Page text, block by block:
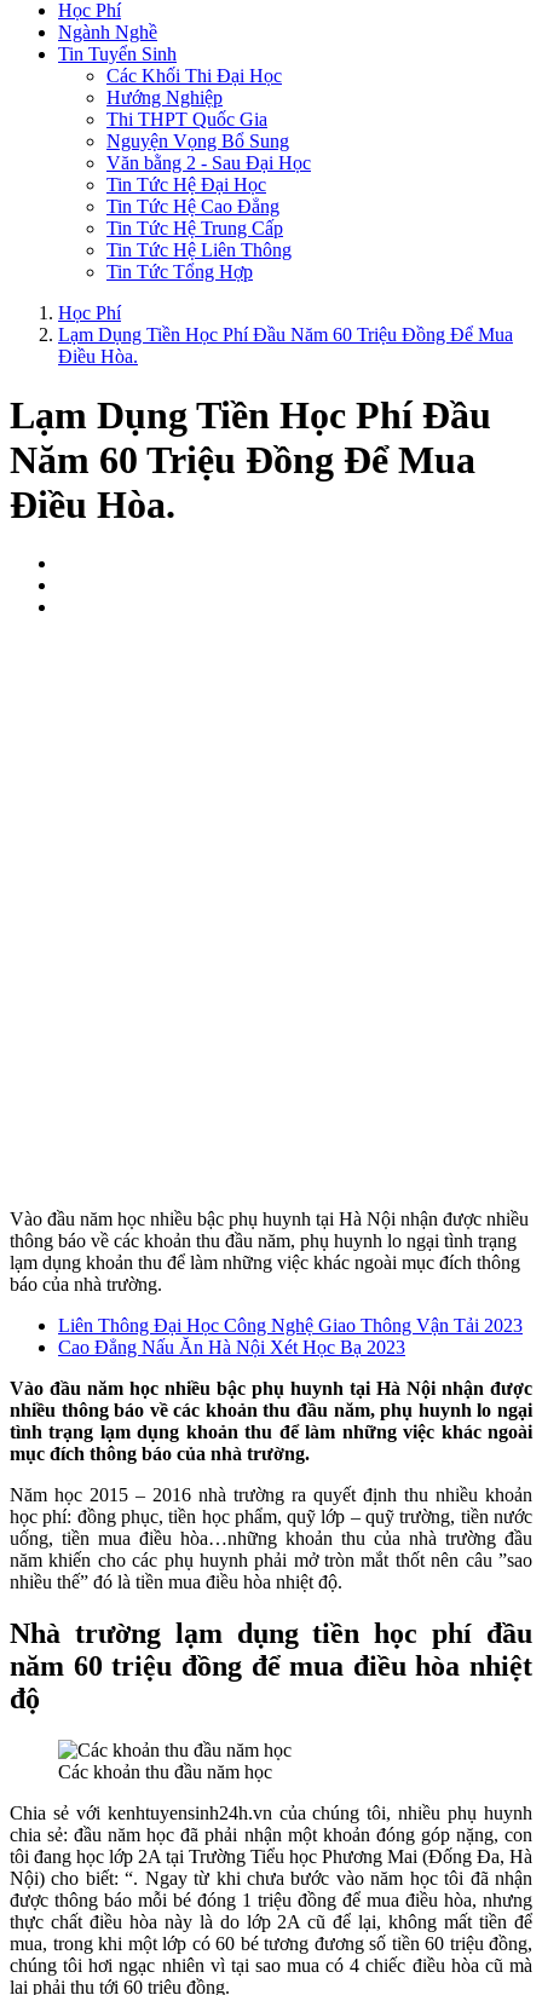
Học Phí
Ngành Nghề
Tin Tuyển Sinh
Các Khối Thi Đại Học
Hướng Nghiệp
Thi THPT Quốc Gia
Nguyện Vọng Bổ Sung
Văn bằng 2 - Sau Đại Học
Tin Tức Hệ Đại Học
Tin Tức Hệ Cao Đẳng
Tin Tức Hệ Trung Cấp
Tin Tức Hệ Liên Thông
Tin Tức Tổng Hợp
Học Phí
Lạm Dụng Tiền Học Phí Đầu Năm 60 Triệu Đồng Để Mua
Điều Hòa.
Lạm Dụng Tiền Học Phí Đầu
Năm 60 Triệu Đồng Để Mua
Điều Hòa.
Vào đầu năm học nhiều bậc phụ huynh tại Hà Nội nhận được nhiều
thông báo về các khoản thu đầu năm, phụ huynh lo ngại tình trạng
lạm dụng khoản thu để làm những việc khác ngoài mục đích thông
báo của nhà trường.
Liên Thông Đại Học Công Nghệ Giao Thông Vận Tải 2023
Cao Đẳng Nấu Ăn Hà Nội Xét Học Bạ 2023
Vào đầu năm học nhiều bậc phụ huynh tại Hà Nội nhận được
nhiều thông báo về các khoản thu đầu năm, phụ huynh lo ngại
tình trạng lạm dụng khoản thu để làm những việc khác ngoài
mục đích thông báo của nhà trường.
Năm học 2015 – 2016 nhà trường ra quyết định thu nhiều khoản
học phí: đồng phục, tiền học phẩm, quỹ lớp – quỹ trường, tiền nước
uống, tiền mua điều hòa…những khoản thu của nhà trường đầu
năm khiến cho các phụ huynh phải mở tròn mắt thốt nên câu ”sao
nhiều thế” đó là tiền mua điều hòa nhiệt độ.
Nhà trường lạm dụng tiền học phí đầu
năm 60 triệu đồng để mua điều hòa nhiệt
độ
Các khoản thu đầu năm học
Chia sẻ với kenhtuyensinh24h.vn của chúng tôi, nhiều phụ huynh
chia sẻ: đầu năm học đã phải nhận một khoản đóng góp nặng, con
tôi đang học lớp 2A tại Trường Tiểu học Phương Mai (Đống Đa, Hà
Nội) cho biết: “. Ngay từ khi chưa bước vào năm học tôi đã nhận
được thông báo mỗi bé đóng 1 triệu đồng để mua điều hòa, nhưng
thực chất điều hòa này là do lớp 2A cũ để lại, không mất tiền để
mua, trong khi một lớp có 60 bé tương đương số tiền 60 triệu đồng,
chúng tôi hơi ngạc nhiên vì tại sao mua có 4 chiếc điều hòa cũ mà
lại phải thu tới 60 triệu đồng.